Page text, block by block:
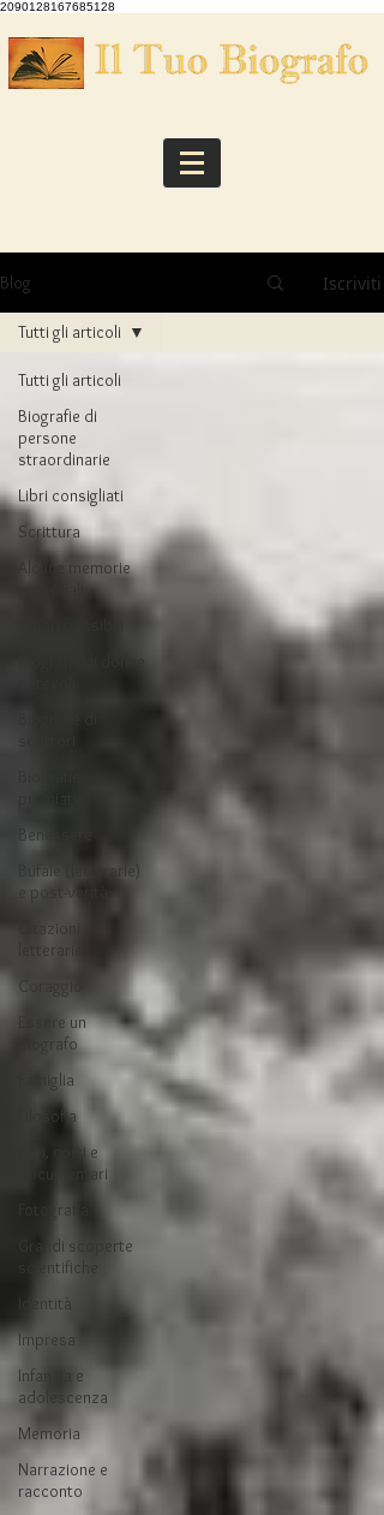
2090128167685128
Blog Iscriviti
Tutti gli articoli
Biografie di
persone
straordinarie
Libri consigliati
Scrittura
Alcune memorie
Benessere
Bufale (letterarie)
e post-verità
Citazioni
letterarie
Coraggio
Essere un
biografo
Famiglia
Filosofia
Film, corti e
documentari
Fotografia
Grandi scoperte
scientifiche
Identità
Impresa
Infanzia e
adolescenza
Memoria
Narrazione e
racconto
Tutti gli articoli